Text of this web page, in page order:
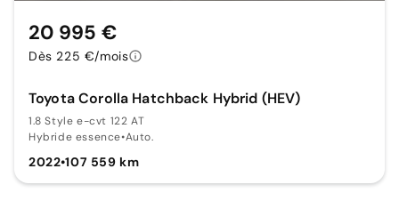
Toyota Corolla Hatchback Hybrid (HEV)
1.8 Style e-cvt 122 AT
Hybride essence•Auto.
2022•107 559 km
20 995 €
Dès 225 €/mois